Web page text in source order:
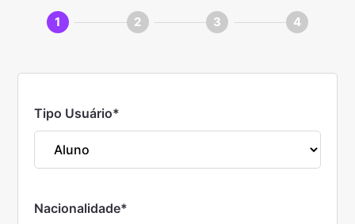
1 2 3 4
Tipo Usuário*
Nacionalidade*